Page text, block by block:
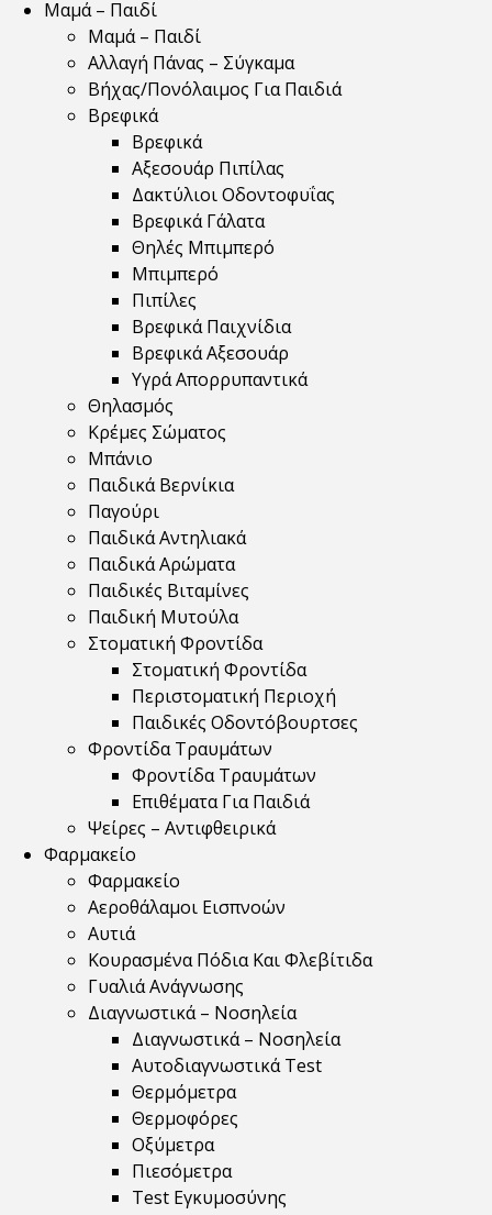
Μαμά – Παιδί
Μαμά – Παιδί
Αλλαγή Πάνας – Σύγκαμα
Βήχας/Πονόλαιμος Για Παιδιά
Βρεφικά
Βρεφικά
Αξεσουάρ Πιπίλας
Δακτύλιοι Οδοντοφυΐας
Βρεφικά Γάλατα
Θηλές Μπιμπερό
Μπιμπερό
Πιπίλες
Βρεφικά Παιχνίδια
Βρεφικά Αξεσουάρ
Υγρά Απορρυπαντικά
Θηλασμός
Κρέμες Σώματος
Μπάνιο
Παιδικά Βερνίκια
Παγούρι
Παιδικά Αντηλιακά
Παιδικά Αρώματα
Παιδικές Βιταμίνες
Παιδική Μυτούλα
Στοματική Φροντίδα
Στοματική Φροντίδα
Περιστοματική Περιοχή
Παιδικές Οδοντόβουρτσες
Φροντίδα Τραυμάτων
Φροντίδα Τραυμάτων
Επιθέματα Για Παιδιά
Ψείρες – Αντιφθειρικά
Φαρμακείο
Φαρμακείο
Αεροθάλαμοι Εισπνοών
Αυτιά
Κουρασμένα Πόδια Και Φλεβίτιδα
Γυαλιά Ανάγνωσης
Διαγνωστικά – Νοσηλεία
Διαγνωστικά – Νοσηλεία
Αυτοδιαγνωστικά Test
Θερμόμετρα
Θερμοφόρες
Οξύμετρα
Πιεσόμετρα
Test Εγκυμοσύνης